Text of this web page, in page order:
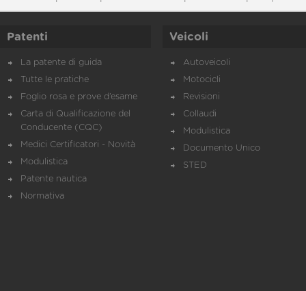
Patenti
La patente di guida
Tutte le pratiche
Foglio rosa e prove d’esame
Carta di Qualificazione del
Conducente (CQC)
Medici Certificatori - Novità
Modulistica
Patente nautica
Normativa
Veicoli
Autoveicoli
Motocicli
Revisioni
Collaudi
Modulistica
Documento Unico
STED